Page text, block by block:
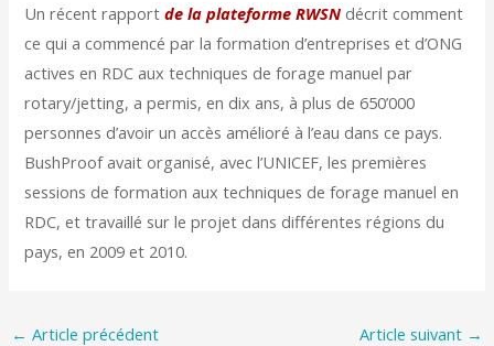
Un récent rapportde la plateforme RWSN décrit comment
ce qui a commencé par la formation d’entreprises et d’ONG
actives en RDC aux techniques de forage manuel par
rotary/jetting, a permis, en dix ans, à plus de 650’000
personnes d’avoir un accès amélioré à l’eau dans ce pays.
BushProof avait organisé, avec l’UNICEF, les premières
sessions de formation aux techniques de forage manuel en
RDC, et travaillé sur le projet dans différentes régions du
pays, en 2009 et 2010.
← Article précédent Article suivant →